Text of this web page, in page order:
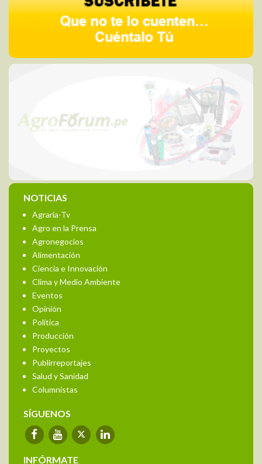
NOTICIAS
Agraria-Tv
Agro en la Prensa
Agronegocios
Alimentación
Ciencia e Innovación
Clima y Medio Ambiente
Eventos
Opinión
Política
Producción
Proyectos
Publirreportajes
Salud y Sanidad
Columnistas
SÍGUENOS
INFÓRMATE